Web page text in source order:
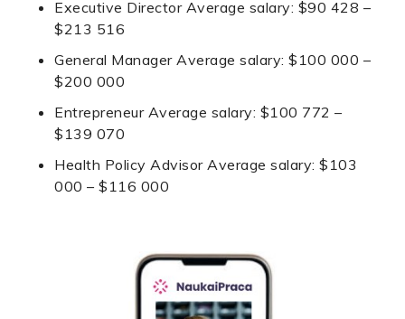
Executive Director Average salary: $90 428 –
$213 516
General Manager Average salary: $100 000 –
$200 000
Entrepreneur Average salary: $100 772 –
$139 070
Health Policy Advisor Average salary: $103
000 – $116 000